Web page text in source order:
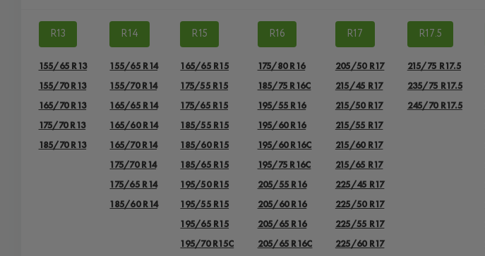
R13
155/65 R13
155/70 R13
165/70 R13
175/70 R13
185/70 R13
R14
155/65 R14
155/70 R14
165/65 R14
165/60 R14
165/70 R14
175/70 R14
175/65 R14
185/60 R14
R15
165/65 R15
175/55 R15
175/65 R15
185/55 R15
185/60 R15
185/65 R15
195/50 R15
195/55 R15
195/65 R15
195/70 R15C
R16
175/80 R16
185/75 R16C
195/55 R16
195/60 R16
195/60 R16C
195/75 R16C
205/55 R16
205/60 R16
205/65 R16
205/65 R16C
R17
205/50 R17
215/45 R17
215/50 R17
215/55 R17
215/60 R17
215/65 R17
225/45 R17
225/50 R17
225/55 R17
225/60 R17
R17.5
215/75 R17.5
235/75 R17.5
245/70 R17.5